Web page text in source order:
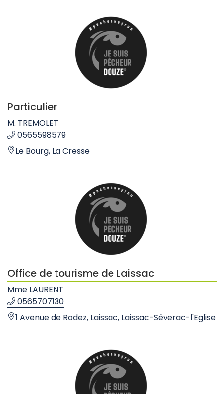
Particulier
M. TREMOLET
0565598579
Le Bourg, La Cresse
Office de tourisme de Laissac
Mme LAURENT
0565707130
1 Avenue de Rodez, Laissac, Laissac-Séverac-l'Eglise